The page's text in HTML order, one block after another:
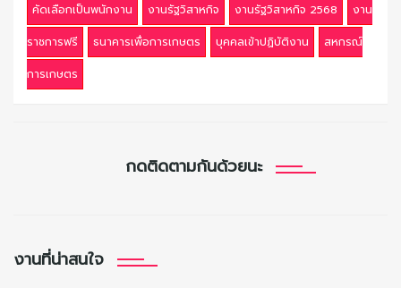
คัดเลือกเป็นพนักงาน งานรัฐวิสาหกิจ งานรัฐวิสาหกิจ 2568
งาน
ราชการฟรี
ธนาคารเพื่อการเกษตร บุคคลเข้าปฏิบัติงาน
สหกรณ์
การเกษตร
กดติดตามกันด้วยนะ
งานที่น่าสนใจ